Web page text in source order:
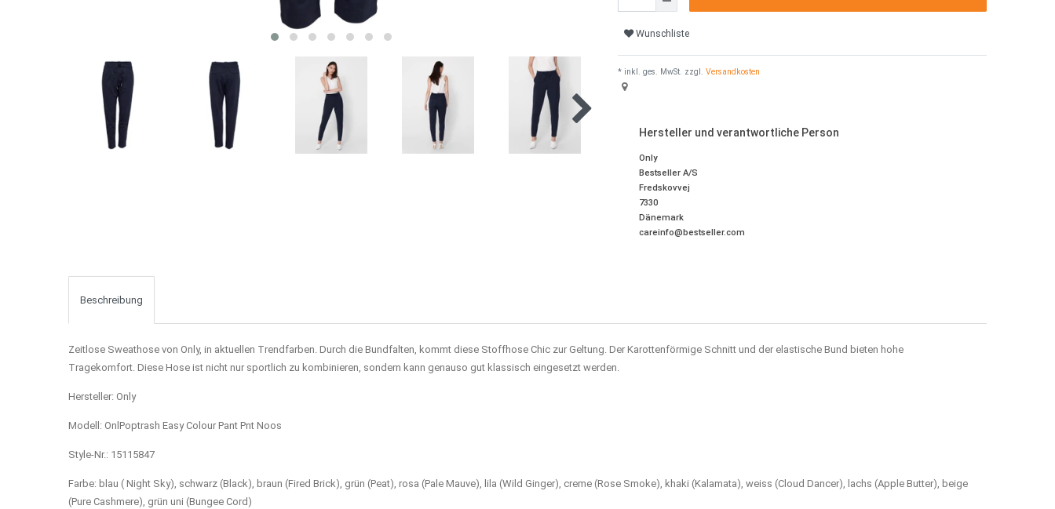
Wunschliste
* inkl. ges. MwSt. zzgl. Versandkosten
Hersteller und verantwortliche Person
Only
Bestseller A/S
Fredskovvej
7330
Dänemark
careinfo@bestseller.com
Beschreibung
Zeitlose Sweathose von Only, in aktuellen Trendfarben. Durch die Bundfalten, kommt diese Stoffhose Chic zur Geltung. Der Karottenförmige Schnitt und der elastische Bund bieten hohe
Tragekomfort. Diese Hose ist nicht nur sportlich zu kombinieren, sondern kann genauso gut klassisch eingesetzt werden.
Hersteller: Only
Modell: OnlPoptrash Easy Colour Pant Pnt Noos
Style-Nr.: 15115847
Farbe: blau ( Night Sky), schwarz (Black), braun (Fired Brick), grün (Peat), rosa (Pale Mauve), lila (Wild Ginger), creme (Rose Smoke), khaki (Kalamata), weiss (Cloud Dancer), lachs (Apple Butter), beige
(Pure Cashmere), grün uni (Bungee Cord)